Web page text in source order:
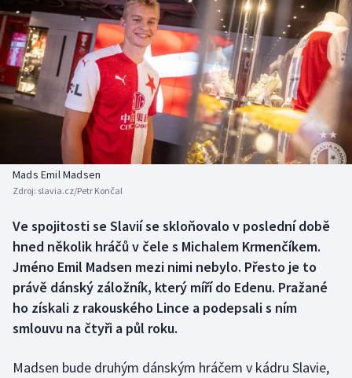
DALŠÍ SPORTY
Americký fotbal
Baseball a softbal
Basketbal
Biatlon
Box
Curling
Dostihy
Florbal
NEPŘEHLÉDNĚTE
Soutěže
Historické návraty
Aplikace ČT sport
Mads Emil Madsen
Zdroj: slavia.cz/Petr Končal
Ve spojitosti se Slavií se skloňovalo v poslední době
hned několik hráčů v čele s Michalem Krmenčíkem.
Jméno Emil Madsen mezi nimi nebylo. Přesto je to
právě dánský záložník, který míří do Edenu. Pražané
ho získali z rakouského Lince a podepsali s ním
smlouvu na čtyři a půl roku.
Madsen bude druhým dánským hráčem v kádru Slavie,